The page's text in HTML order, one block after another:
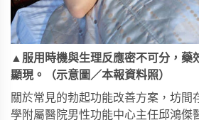
▲服用時機與生理反應密不可分，藥
顯現。（示意圖／本報資料照）
關於常見的勃起功能改善方案，坊間
學附屬醫院男性功能中心主任邱鴻傑